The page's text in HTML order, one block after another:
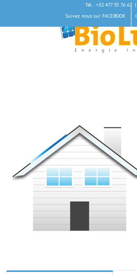
Tél. : +32 477 35 76 67 |
Suivez nous sur FACEBOOK